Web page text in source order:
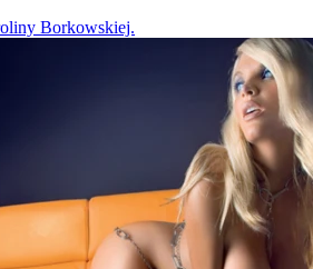
Borkowskiej.